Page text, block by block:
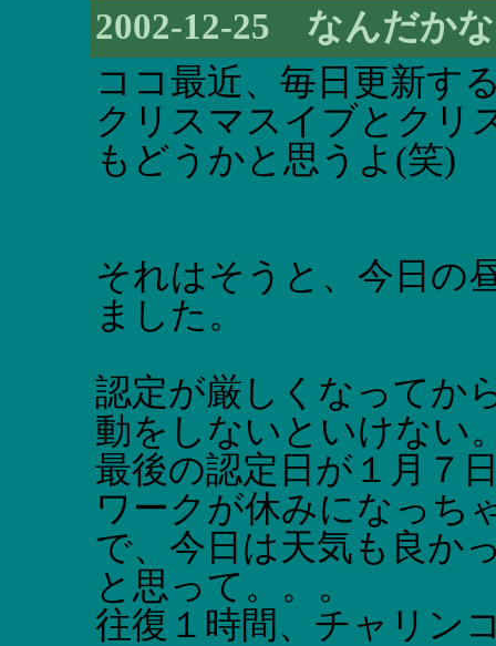
2002-12-25 なんだか
ココ最近、毎日更新す
クリスマスイブとクリ
もどうかと思うよ(笑)
それはそうと、今日の
ました。
認定が厳しくなってか
動をしないといけない
最後の認定日が１月７
ワークが休みになっち
で、今日は天気も良か
と思って。。。
往復１時間、チャリン